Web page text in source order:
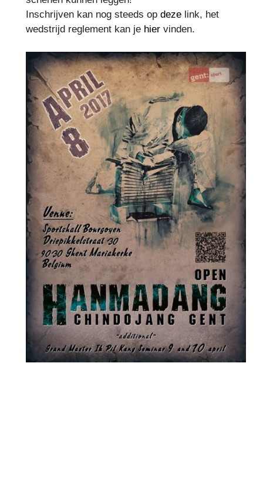
Inschrijven kan nog steeds op deze link, het
wedstrijd reglement kan je hier vinden.